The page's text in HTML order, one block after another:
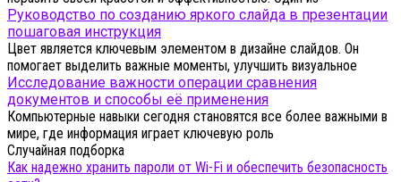
Руководство по созданию яркого слайда в презентации
пошаговая инструкция
Цвет является ключевым элементом в дизайне слайдов. Он
помогает выделить важные моменты, улучшить визуальное
Исследование важности операции сравнения
документов и способы её применения
Компьютерные навыки сегодня становятся все более важными в
мире, где информация играет ключевую роль
Случайная подборка
Как надежно хранить пароли от Wi-Fi и обеспечить безопасность